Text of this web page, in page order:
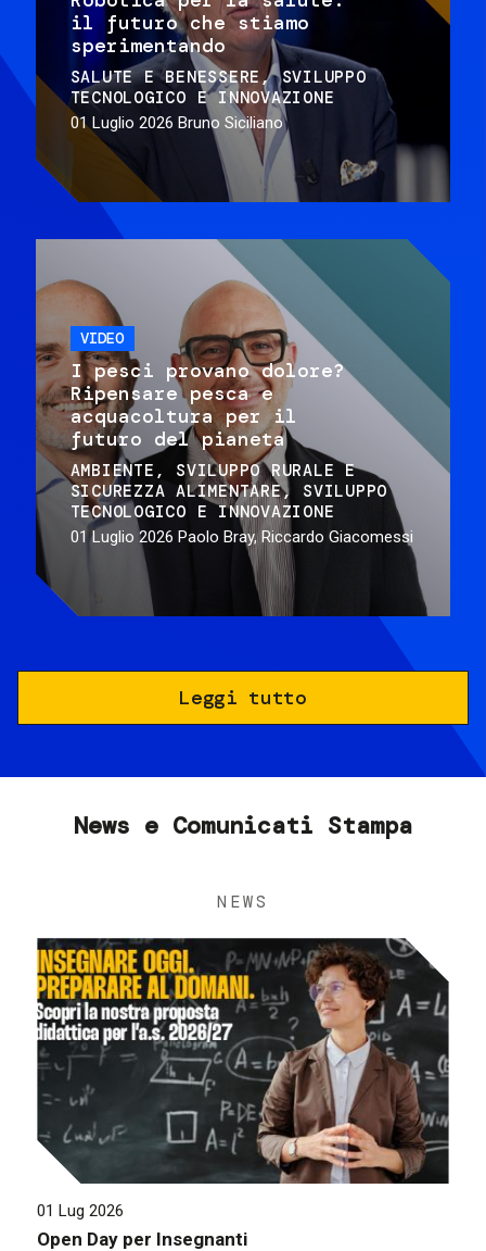
il futuro che stiamo
sperimentando
SALUTE E BENESSERE
SVILUPPO
TECNOLOGICO E INNOVAZIONE
01 Luglio 2026 Bruno Siciliano
VIDEO
I pesci provano dolore?
Ripensare pesca e
acquacoltura per il
futuro del pianeta
AMBIENTE
SVILUPPO RURALE E
SICUREZZA ALIMENTARE
SVILUPPO
TECNOLOGICO E INNOVAZIONE
01 Luglio 2026 Paolo Bray, Riccardo Giacomessi
Leggi tutto
News e Comunicati Stampa
NEWS
01 Lug 2026
Open Day per Insegnanti